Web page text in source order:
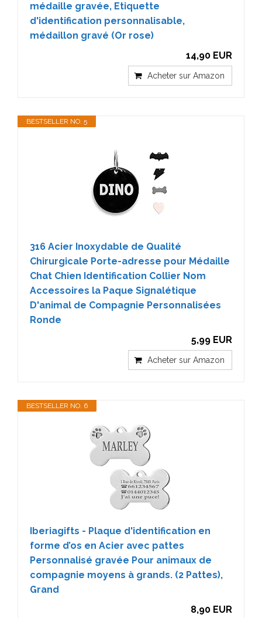
médaille gravée, Etiquette
d'identification personnalisable,
médaillon gravé (Or rose)
14,90 EUR
Acheter sur Amazon
BESTSELLER NO. 5
316 Acier Inoxydable de Qualité
Chirurgicale Porte-adresse pour Médaille
Chat Chien Identification Collier Nom
Accessoires la Paque Signalétique
D'animal de Compagnie Personnalisées
Ronde
5,99 EUR
Acheter sur Amazon
BESTSELLER NO. 6
Iberiagifts - Plaque d'identification en
forme d’os en Acier avec pattes
Personnalisé gravée Pour animaux de
compagnie moyens à grands. (2 Pattes),
Grand
8,90 EUR